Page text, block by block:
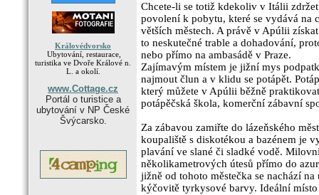
Královédvorsko
Ubytování, restaurace,
turistika ve Dvoře Králové n.
L. a okolí.
www.Cottage.cz
Portál o turistice a
ubytování v NP České
Švýcarsko.
Chcete-li se totiž kdekoliv v Itálii
povolení k pobytu, které se vydává na
větších městech. A právě v Apúlii
to neskutečné trable a dohadování,
nebo přímo na ambasádě v Praze.
Zajímavým místem je jižní mys
najmout člun a v klidu se potápět.
který můžete v Apúlii běžně
potápěčská škola, komerční zábavní
Za zábavou zamiřte do lázeňského
koupaliště s diskotékou a bazénem je
plavání ve slané či sladké vodě.
několikametrových útesů přímo do
jižně od tohoto městečka se nachází
kýčovitě tyrkysové barvy. Ideální místo